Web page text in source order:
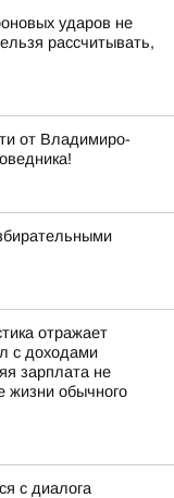
ударов не
рассчитывать,
от Владимиро-
отражает
с доходами
зарплата не
жизни обычного
с диалога